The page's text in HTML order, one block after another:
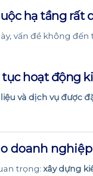
hạ tầng rất
vấn đề không
tục hoạt động
và dịch vụ được
doanh
trọng: xây dựng